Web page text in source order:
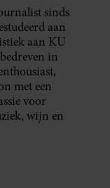
sinds
aan
aan KU
in
met een
voor
wijn en